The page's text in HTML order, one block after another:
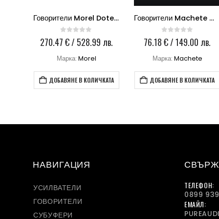
Говорители Morel Dotech Ovation 5
0 out of 5
270.47€/ 528.99 лв.
Марка: Morel
ДОБАВЯНЕ В КОЛИЧКАТА
Говорители Machete MT-23NEO
out of 5
76.18€/ 149.00 лв.
Марка: Machete
ДОБАВЯНЕ В КОЛИЧКАТА
НАВИГАЦИЯ
УСИЛВАТЕЛИ
ГОВОРИТЕЛИ
СУБУФЕРИ
ТЕЛЕФОН:
0899
ЕМАЙЛ: